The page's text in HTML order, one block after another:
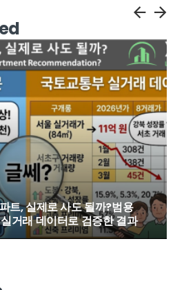
트, 실제로 사도 될까?범용
거래 데이터로 검증한 결과